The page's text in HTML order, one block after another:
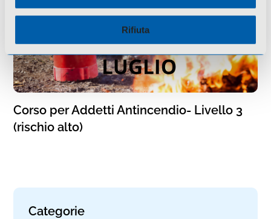
Rifiuta
Corso per Addetti Antincendio- Livello 3
(rischio alto)
Categorie